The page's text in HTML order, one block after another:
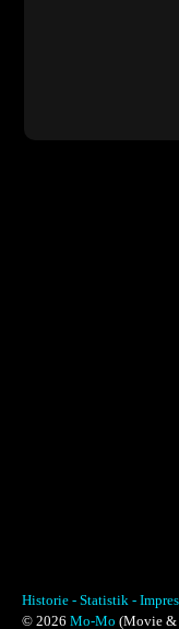
Historie - Statistik -
© 2026 Mo-Mo (Movie &